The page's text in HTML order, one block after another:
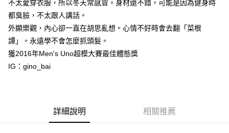
【注意事項】
１．透過由恩沛科技股份有限公司提供之「AFTEE先享後付」服務完成之交
易，需依本服務之必要範圍內提供個人資料，並將交易相關給付款項請求債
權轉讓予恩沛科技股份有限公司。
２．關於個人資料處理事宜，請瀏覽以下網址：
３．未成年的使用者請事先徵得法定代理人或監護人之同意方可使用
時審查核予不同之上限額度；若仍有額度不足之情形，本公司將視審查結果
請求用戶進行身份認證。
５．嚴禁一人註冊多個帳號或使用他人資訊註冊。若發現惡意使用之情形，
7-11取貨付款
每筆NT$80，滿NT$500(含以上)免運費
付款後7-11取貨
每筆NT$80，滿NT$500(含以上)免運費
不太愛穿衣服，所以冬天常感冒。身材還不錯，可能是因為健身時
都臭臉，不太跟人講話。
外顯樂觀，內心卻一直在胡思亂想。心情不好時會去翻「菜根
譚」。永遠學不會怎麼抓頭髮。
獲2016年Men's Uno超模大賽最佳體態獎
IG：gino_bai
詳細說明 相關推薦